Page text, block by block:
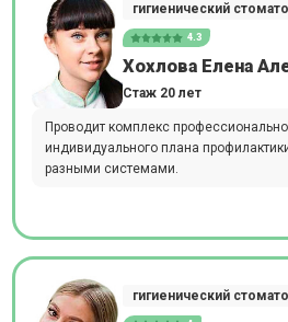
гигиенический
4.3
Хохлова Елена
Стаж 20 лет
Проводит комплекс
индивидуального плана
разными системами.
гигиенический